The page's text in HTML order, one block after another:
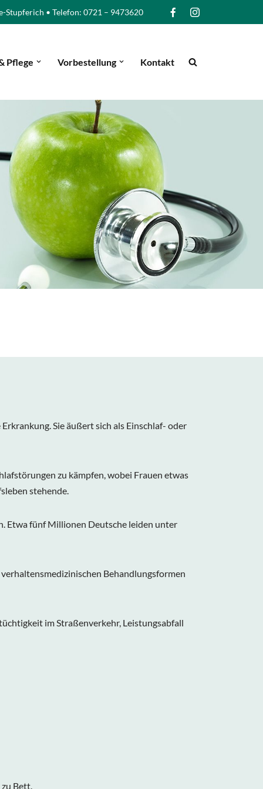
Stupferich • Telefon: 0721 – 9473620
Pflege Vorbestellung Kontakt
Sie äußert sich als Einschlaf- oder
zu kämpfen, wobei Frauen etwas
stehende.
Etwa fünf Millionen Deutsche leiden unter
Behandlungsformen
im Straßenverkehr, Leistungsabfall
Bett.